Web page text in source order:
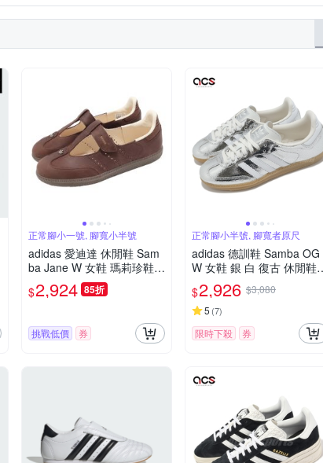
正常腳小一號, 腳寬小半號
adidas 愛迪達 休閒鞋 Sam
ba Jane W 女鞋 瑪莉珍鞋
棕 HP7130
$2,924 85折
挑戰低價 券
正常腳小半號, 腳寬者原尺
adidas 德訓鞋 Samba OG
W 女鞋 銀 白 復古 休閒鞋
爆裂紋 愛迪達 JR0035
$2,926 $3,080
5 (7)
限時下殺 券